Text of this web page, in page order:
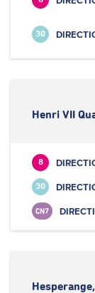
30
Henri VII
8
30
CN7